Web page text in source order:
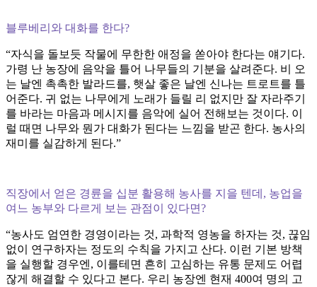
블루베리와 대화를 한다?
“자식을 돌보듯 작물에 무한한 애정을 쏟아야 한다는 얘기다.
가령 난 농장에 음악을 틀어 나무들의 기분을 살려준다. 비 오
는 날엔 촉촉한 발라드를, 햇살 좋은 날엔 신나는 트로트를 틀
어준다. 귀 없는 나무에게 노래가 들릴 리 없지만 잘 자라주기
를 바라는 마음과 메시지를 음악에 실어 전해보는 것이다. 이
럴 때면 나무와 뭔가 대화가 된다는 느낌을 받곤 한다. 농사의
재미를 실감하게 된다.”
직장에서 얻은 경륜을 십분 활용해 농사를 지을 텐데, 농업을
여느 농부와 다르게 보는 관점이 있다면?
“농사도 엄연한 경영이라는 것, 과학적 영농을 하자는 것, 끊임
없이 연구하자는 정도의 수칙을 가지고 산다. 이런 기본 방책
을 실행할 경우엔, 이를테면 흔히 고심하는 유통 문제도 어렵
잖게 해결할 수 있다고 본다. 우리 농장엔 현재 400여 명의 고